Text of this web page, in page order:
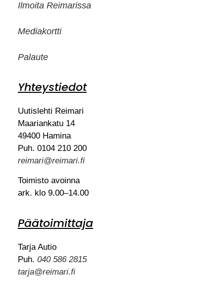
Ilmoita Reimarissa
Mediakortti
Palaute
Yhteystiedot
Uutislehti Reimari
Maariankatu 14
49400 Hamina
Puh. 0104 210 200
reimari@reimari.fi
Toimisto avoinna
ark. klo 9.00–14.00
Päätoimittaja
Tarja Autio
Puh. 040 586 2815
tarja@reimari.fi